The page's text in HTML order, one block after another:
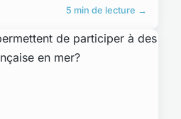
5 min de lecture →